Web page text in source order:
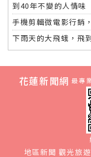
到40年不變的人情味
手機剪輯微電影行銷
下雨天的大飛蛾，飛
花蓮新聞網 最專
地區新聞 觀光旅遊